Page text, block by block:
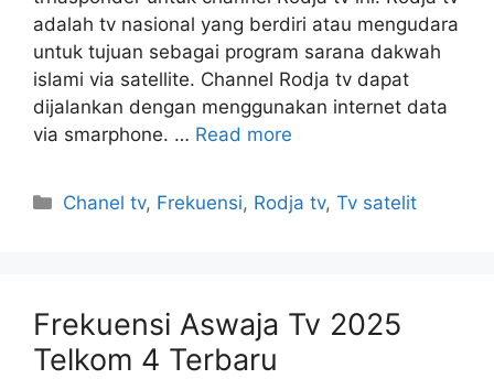
adalah tv nasional yang berdiri atau mengudara
untuk tujuan sebagai program sarana dakwah
islami via satellite. Channel Rodja tv dapat
dijalankan dengan menggunakan internet data
via smarphone. … Read more
Categories
Chanel tv, Frekuensi, Rodja tv,Tv satelit
Frekuensi Aswaja Tv 2025
Telkom 4 Terbaru